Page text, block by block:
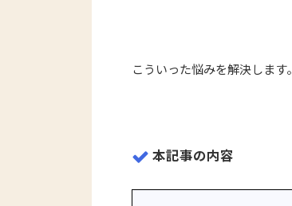
こういった悩みを解決します。
本記事の内容